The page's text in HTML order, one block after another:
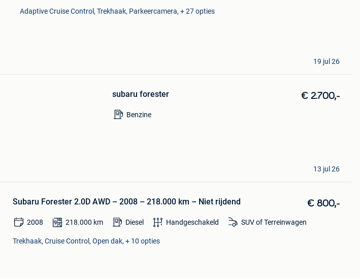
Adaptive Cruise Control, Trekhaak, Parkeercamera, + 27 opties
19 jul 26
subaru forester € 2.700,-
Benzine
13 jul 26
Subaru Forester 2.0D AWD – 2008 – 218.000 km – Niet rijdend € 800,-
2008 218.000 km Diesel Handgeschakeld SUV of Terreinwagen
Trekhaak, Cruise Control, Open dak, + 10 opties